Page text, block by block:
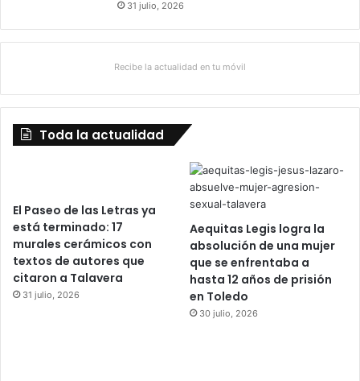
31 julio, 2026
Recibe la actualidad en tu móvil
Toda la actualidad
El Paseo de las Letras ya
está terminado: 17
murales cerámicos con
textos de autores que
citaron a Talavera
31 julio, 2026
Aequitas Legis logra la
absolución de una mujer
que se enfrentaba a
hasta 12 años de prisión
en Toledo
30 julio, 2026